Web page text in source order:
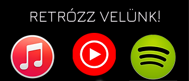
RETRÓZZ VELÜNK!